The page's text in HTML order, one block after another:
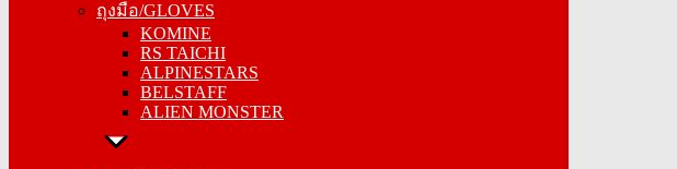
ถุงมือ/GLOVES
KOMINE
RS TAICHI
ALPINESTARS
BELSTAFF
ALIEN MONSTER
KOMINE
RS TAICHI
ALPINESTARS
BELSTAFF
ALIEN MONSTER